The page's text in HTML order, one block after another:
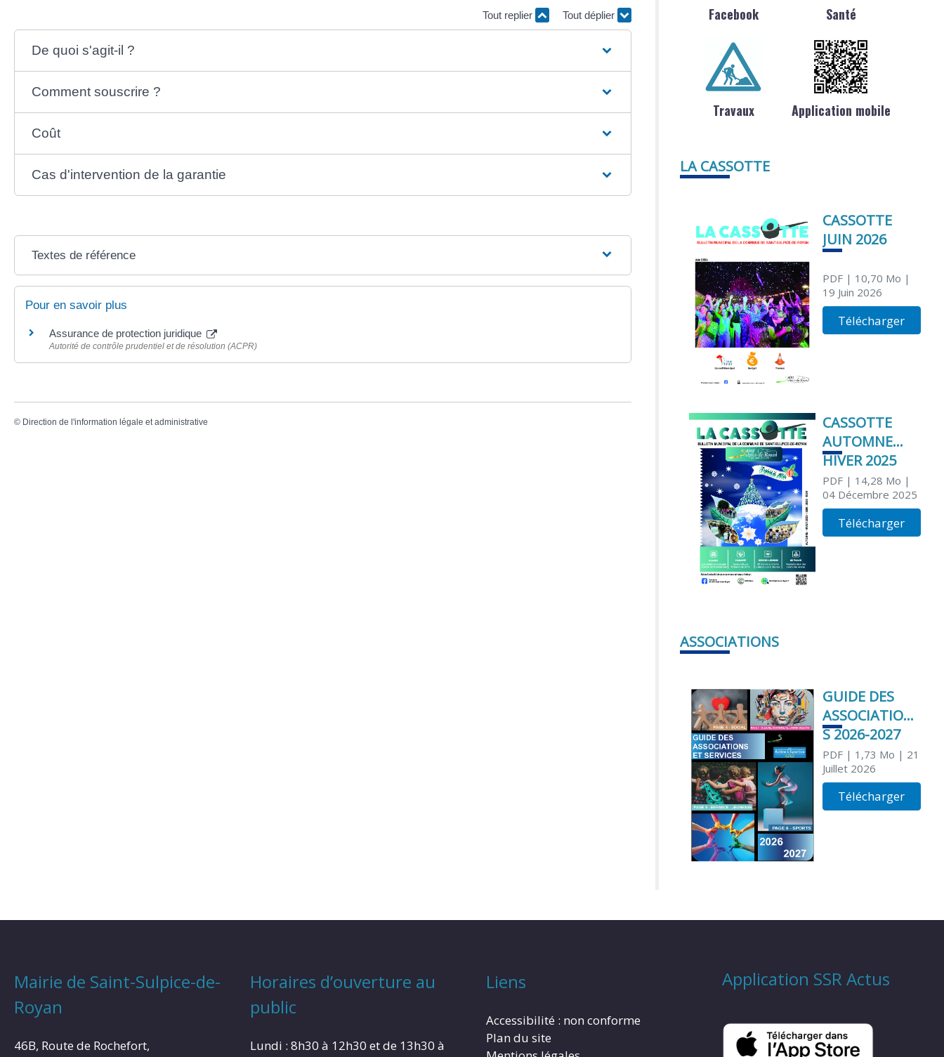
Tout replier Tout déplier
De quoi s'agit-il ?
Comment souscrire ?
Coût
Cas d'intervention de la garantie
Textes de référence
Pour en savoir plus
Assurance de protection juridique
Autorité de contrôle prudentiel et de résolution (ACPR)
© Direction de l'information légale et administrative
Facebook Santé
Travaux Application mobile
LA CASSOTTE
CASSOTTE
JUIN 2026
PDF| 10,70 Mo |
19 Juin 2026
Télécharger
CASSOTTE
AUTOMNE
HIVER 2025
PDF| 14,28 Mo |
04 Décembre 2025
Télécharger
ASSOCIATIONS
GUIDE DES
ASSOCIATION
S 2026-2027
PDF| 1,73 Mo | 21
Juillet 2026
Télécharger
Mairie de Saint-Sulpice-de-
Royan
46B, Route de Rochefort,
Horaires d’ouverture au
public
Lundi : 8h30 à 12h30 et de 13h30 à
Liens
Accessibilité : non conforme
Plan du site
Application SSR Actus